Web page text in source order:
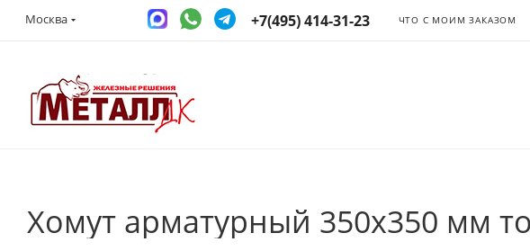
Москва +7(495) 414-31-23 ЧТО С МОИМ ЗАКАЗОМ
Хомут арматурный 350х350 мм